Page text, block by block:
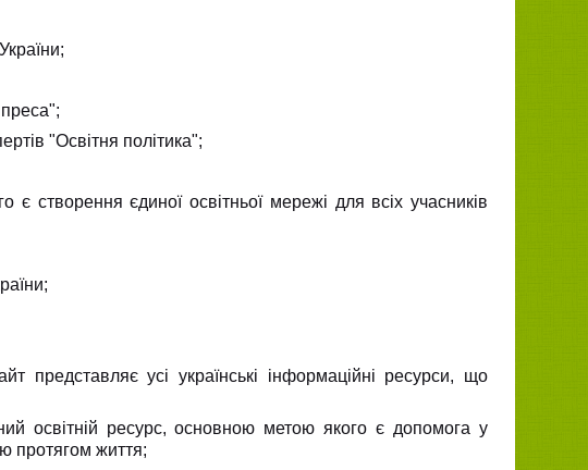
"Освітня політика";
є створення єдиної освітньої мережі для всіх учасників
представляє усі українські інформаційні ресурси, що
освітній ресурс, основною метою якого є допомога у
протягом життя;